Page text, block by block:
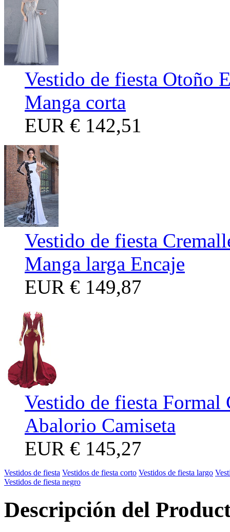
Vestido de fiesta Otoño
Manga corta
EUR € 142,51
Vestido de fiesta
Manga larga Encaje
EUR € 149,87
Vestido de fiesta
Abalorio Camiseta
EUR € 145,27
Vestidos de fiesta Vestidos de fiesta corto Vestidos de fiesta largo
Vestidos de fiesta negro
Descripción del